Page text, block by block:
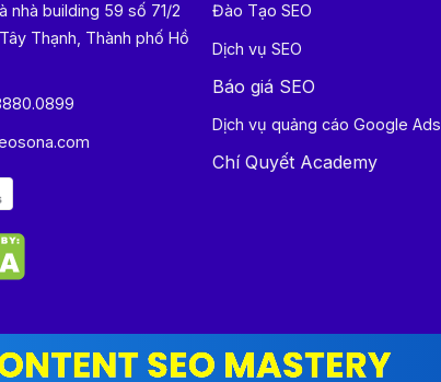
nhà building 59 số 71/2
Thạnh, Thành phố Hồ
Đào Tạo SEO
Dịch vụ SEO
Báo giá SEO
Dịch vụ quảng cáo Google Ads
Chí Quyết Academy
© 2023 Homepage by SEOSONA. All right reserved